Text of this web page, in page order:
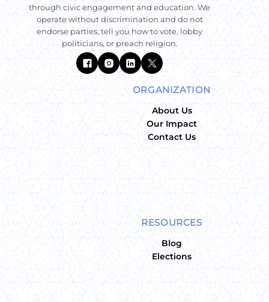
through civic engagement and education. We
operate without discrimination and do not
endorse parties, tell you how to vote, lobby
politicians, or preach religion.
ORGANIZATION
About Us
Our Impact
Contact Us
RESOURCES
Blog
Elections